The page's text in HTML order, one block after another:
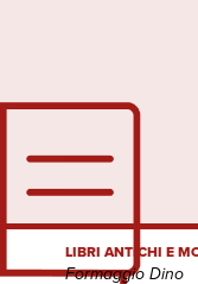
LIBRI ANTICHI E
Formaggio Dino